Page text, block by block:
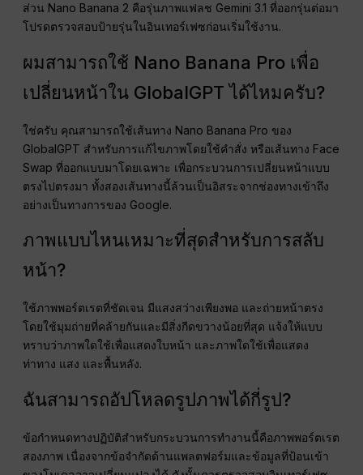
ส่วน Nano Banana 2 คือรุ่นภาพแฟลช Gemini 3.1 ที่ออกรุ่นต่อมา
โปรดตรวจสอบป้ายรุ่นในอินเทอร์เฟซก่อนเริ่มใช้งาน.
ผมสามารถใช้ Nano Banana Pro เพื่อ
เปลี่ยนหน้าใน GlobalGPT ได้ไหมครับ?
ใช่ครับ คุณสามารถใช้เส้นทาง Nano Banana Pro ของ
GlobalGPT สำหรับการแก้ไขภาพโดยใช้คำสั่ง หรือเส้นทาง Face
Swap ที่ออกแบบมาโดยเฉพาะ เพื่อกระบวนการเปลี่ยนหน้าแบบ
ตรงไปตรงมา ทั้งสองเส้นทางนี้ล้วนเป็นอิสระจากช่องทางเข้าถึง
อย่างเป็นทางการของ Google.
ภาพแบบไหนเหมาะที่สุดสำหรับการสลับ
หน้า?
ใช้ภาพพอร์ตเรตที่ชัดเจน มีแสงสว่างเพียงพอ และถ่ายหน้าตรง
โดยใช้มุมถ่ายที่คล้ายกันและมีสิ่งกีดขวางน้อยที่สุด แจ้งให้แบบ
ทราบว่าภาพใดใช้เพื่อแสดงใบหน้า และภาพใดใช้เพื่อแสดง
ท่าทาง แสง และพื้นหลัง.
ฉันสามารถอัปโหลดรูปภาพได้กี่รูป?
ข้อกำหนดทางปฏิบัติสำหรับกระบวนการทำงานนี้คือภาพพอร์ตเรต
สองภาพ เนื่องจากข้อจำกัดด้านแพลตฟอร์มและข้อมูลที่ป้อนเข้า